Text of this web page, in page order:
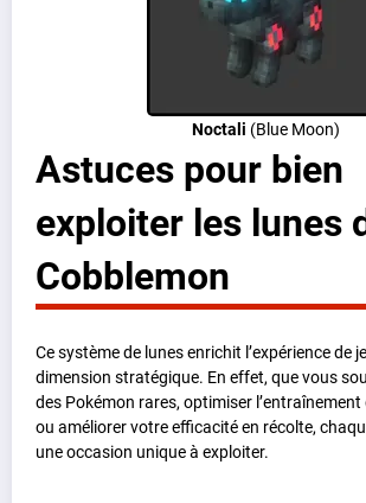
Noctali (Blue Moon)
Astuces pour bien
exploiter les lunes
Cobblemon
Ce système de lunes enrichit l’expérience de
dimension stratégique. En effet, que vous
des Pokémon rares, optimiser
ou améliorer votre efficacité en récolte,
une occasion unique à exploiter.